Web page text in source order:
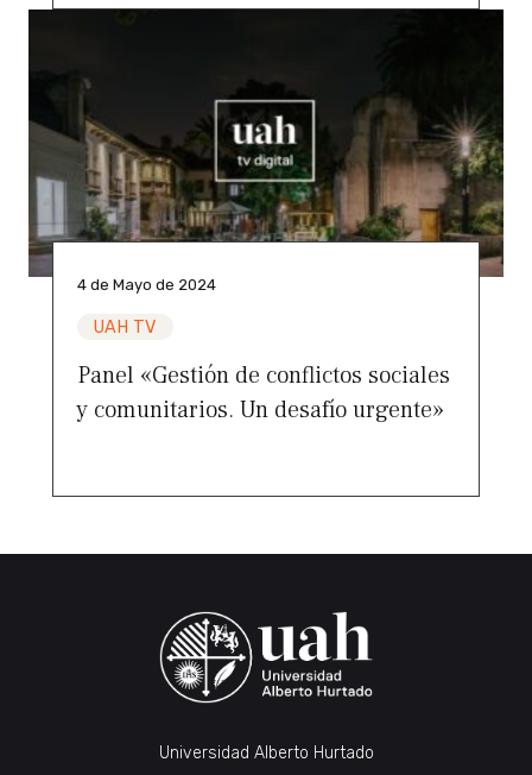
4 de Mayo de 2024
UAH TV
Panel «Gestión de conflictos sociales
y comunitarios. Un desafío urgente»
Universidad Alberto Hurtado